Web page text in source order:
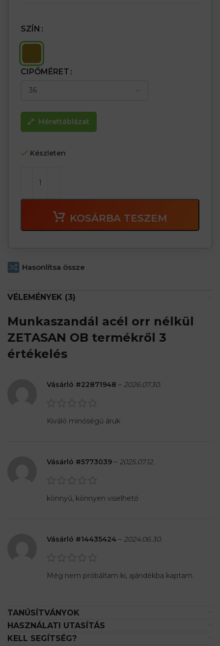
SZÍN
CIPŐMÉRET
Mérettáblázat
Készleten
KOSÁRBA TESZEM
Hasonlítsa össze
VÉLEMÉNYEK (3)
Munkaszandál acél orr nélkül
ZETASAN OB termékről 3
értékelés
Vásárló #22871948 – 2026.07.30.
Kiváló minőségű áruk
Vásárló #5773039 – 2025.07.12.
könnyű, könnyen viselhető
Vásárló #14435424 – 2024.06.30.
Még nem próbáltam ki, ajándékba kaptam.
TANÚSÍTVÁNYOK
HASZNÁLATI UTASÍTÁS
KELL SEGÍTSÉG?